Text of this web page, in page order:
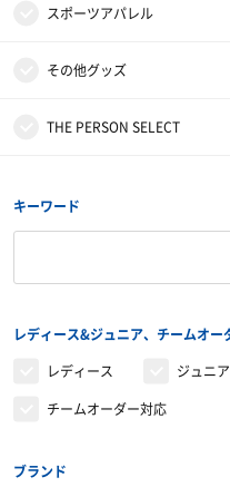
プロテイン
その他サプリメント
グッズ・アクセサリー
ひざ用サポーター
足首用サポーター
その他サポーター
アンダーラップ
その他テーピンググッズ
スポーツアパレル
半袖シャツ
長袖シャツ
ウィンドブレーカー・ピス
その他グッズ
サンダル
リストバンド・ヘアバンド
THE PERSON SELECT
エクササイズマット
キーワード
レディース&ジュニア、チームオー
レディース ジュニア
チームオーダー対応
ブランド